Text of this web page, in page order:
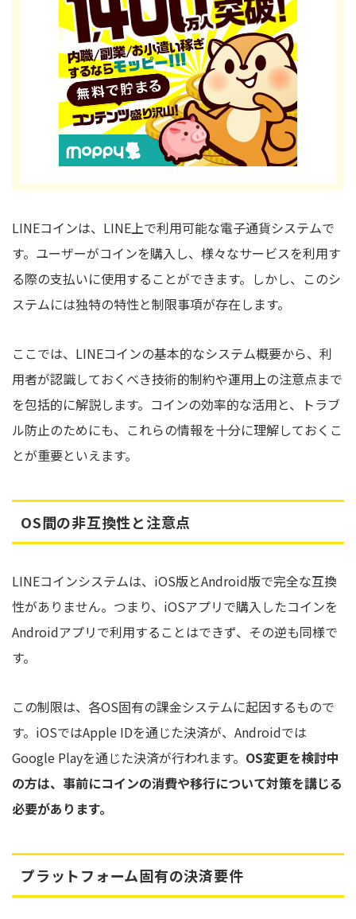
LINEコインは、LINE上で利用可能な電子通貨システムで
す。ユーザーがコインを購入し、様々なサービスを利用す
る際の支払いに使用することができます。しかし、このシ
ステムには独特の特性と制限事項が存在します。
ここでは、LINEコインの基本的なシステム概要から、利
用者が認識しておくべき技術的制約や運用上の注意点まで
を包括的に解説します。コインの効率的な活用と、トラブ
ル防止のためにも、これらの情報を十分に理解しておくこ
とが重要といえます。
OS間の非互換性と注意点
LINEコインシステムは、iOS版とAndroid版で完全な互換
性がありません。つまり、iOSアプリで購入したコインを
Androidアプリで利用することはできず、その逆も同様で
す。
この制限は、各OS固有の課金システムに起因するもので
す。iOSではApple IDを通じた決済が、Androidでは
Google Playを通じた決済が行われます。 OS変更を検討中
の方は、事前にコインの消費や移行について対策を講じる
必要があります。
プラットフォーム固有の決済要件